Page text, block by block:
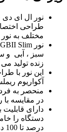
طراحی
مختلف به
زنده تولید می
این نور با
آکواریوم
منحصر به
در مقایسه با
دارای
درصد تا 100 درصد تنظیم نمود.